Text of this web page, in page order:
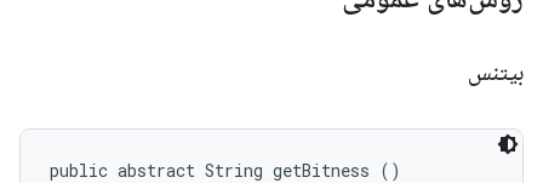
بیتنس
public abstract String getBitness ()